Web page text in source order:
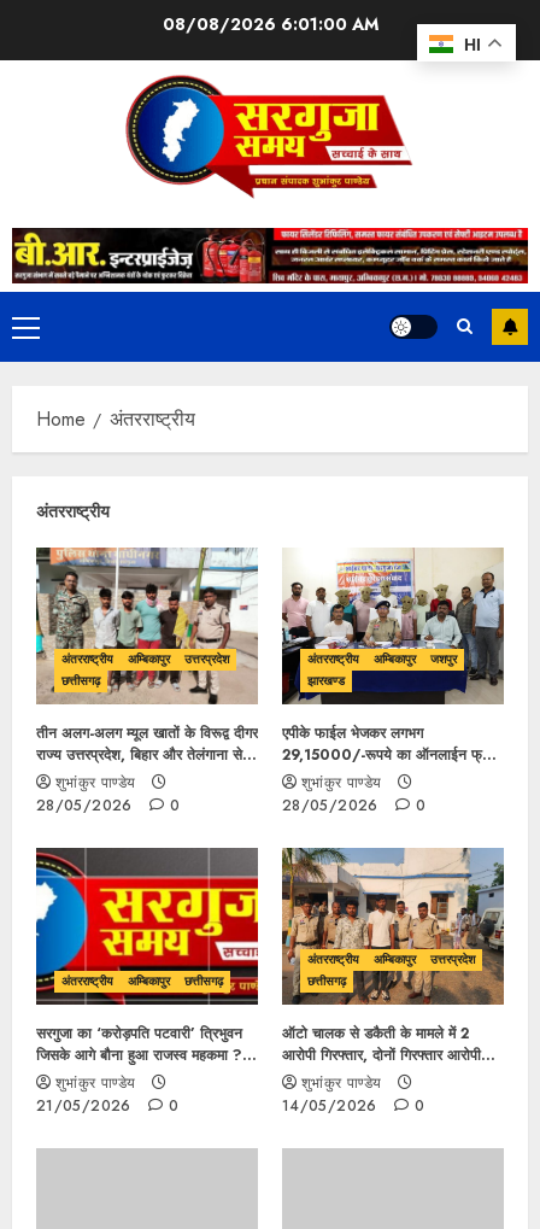
08/08/2026 6:01:02 AM
Home अंतरराष्ट्रीय
अंतरराष्ट्रीय
अंतरराष्ट्रीय अम्बिकापुर
उत्तरप्रदेश
छत्तीसगढ़
तीन अलग-अलग म्यूल खातों के विरूद्व दीगर
राज्य उत्तरप्रदेश, बिहार और तेलंगाना से
ऑनलाईन ठगी मामले में 4 आरोपी गिरफ्तार
शुभांकुर पाण्डेय
28/05/2026
0
अंतरराष्ट्रीय अम्बिकापुर
जशपुर
झारखण्ड
एपीके फाईल भेजकर लगभग
29,15000/-रूपये का ऑनलाईन फ्रॉड
करने के मामले में 06 अंतर्राज्यीय साइबर
ठगों को देवघर (झारखण्ड) से किया गया
गिरफ्तार,
शुभांकुर पाण्डेय
28/05/2026
0
अंतरराष्ट्रीय अम्बिकापुर छत्तीसगढ़
सरगुजा का ‘करोड़पति पटवारी’ त्रिभुवन
जिसके आगे बौना हुआ राजस्व महकमा ?
बिना इजाजत ‘विदेशी सैर’, कार्रवाई के नाम
पर अफसरों की कांपी रूह ?
शुभांकुर पाण्डेय
21/05/2026
0
अंतरराष्ट्रीय अम्बिकापुर
उत्तरप्रदेश
छत्तीसगढ़
ऑटो चालक से डकैती के मामले में 2
आरोपी गिरफ्तार, दोनों गिरफ्तार आरोपी
दीगर राज्य उत्तर प्रदेश के निवासी
शुभांकुर पाण्डेय
14/05/2026
0
HI